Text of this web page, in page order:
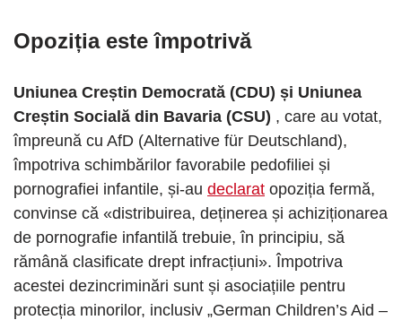
Opoziția este împotrivă
Uniunea Creștin Democrată (CDU) și Uniunea
Creștin Socială din Bavaria (CSU) , care au votat,
împreună cu AfD (Alternative für Deutschland),
împotriva schimbărilor favorabile pedofiliei și
pornografiei infantile, și-au declarat opoziția fermă,
convinse că «distribuirea, deținerea și achiziționarea
de pornografie infantilă trebuie, în principiu, să
rămână clasificate drept infracțiuni». Împotriva
acestei dezincriminări sunt și asociațiile pentru
protecția minorilor, inclusiv „German Children’s Aid –